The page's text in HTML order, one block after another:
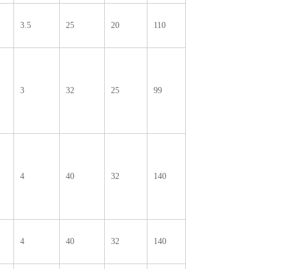
3.5 25 20 110
3 32 25 99
4 40 32 140
4 40 32 140